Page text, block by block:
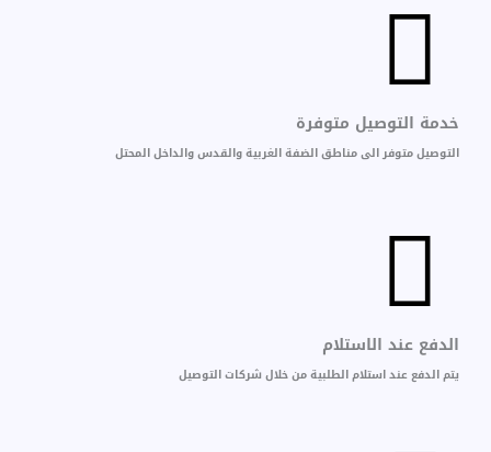
خدمة التوصيل متوفرة
التوصيل متوفر الى مناطق الضفة الغربية والقدس والداخل المحتل
الدفع عند الاستلام
يتم الدفع عند استلام الطلبية من خلال شركات التوصيل